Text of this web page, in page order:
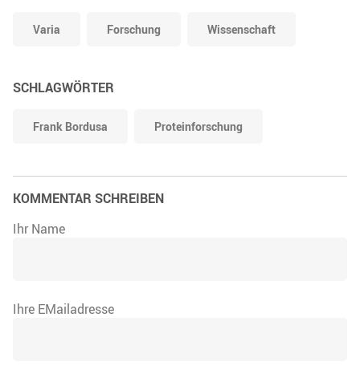
Varia Forschung Wissenschaft
SCHLAGWÖRTER
Frank Bordusa Proteinforschung
KOMMENTAR SCHREIBEN
Ihr Name
Ihre EMailadresse